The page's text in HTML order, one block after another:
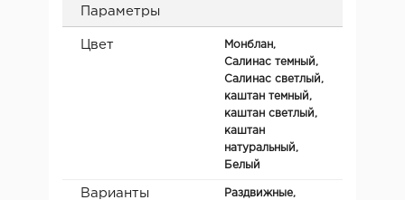
Параметры
Цвет
Монблан,
Салинас темный,
Салинас светлый,
каштан темный,
каштан светлый,
каштан
натуральный,
Белый
Варианты
Раздвижные,